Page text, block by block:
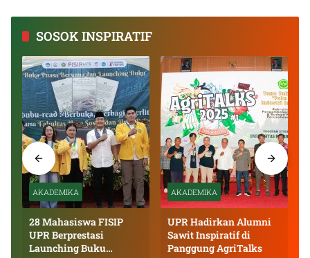
SOSOK INSPIRATIF
AKADEMIKA
28 Mahasiswa FISIP
UPR Berprestasi
Launching Buku
AKADEMIKA
UPR Hadirkan Alumni
Sawit Inspiratif di
Panggung AgriTalks